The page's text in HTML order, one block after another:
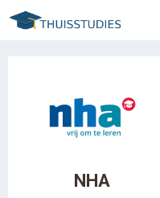
Spring
naar
NHA